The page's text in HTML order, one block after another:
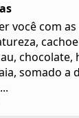
você com
somado a